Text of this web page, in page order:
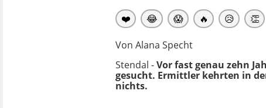
❤️ 😂 😱 🔥 😥 👏
Von Alana Specht
Stendal -Vor fast genau zehn
gesucht. Ermittler kehrten in
nichts.